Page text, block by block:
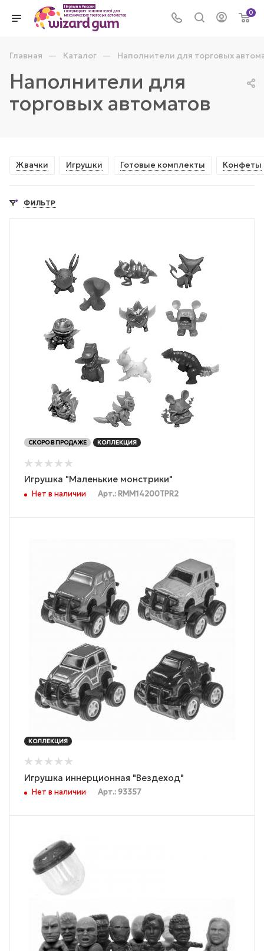
0
Главная — Каталог — Наполнители для торговых
Наполнители для
торговых автоматов
Жвачки Игрушки Готовые комплекты Конфеты
ФИЛЬТР
СКОРО В ПРОДАЖЕ КОЛЛЕКЦИЯ
Игрушка "Маленькие монстрики"
Нет в наличии Арт.: RMM14200TPR2
КОЛЛЕКЦИЯ
Игрушка иннерционная "Вездеход"
Нет в наличии Арт.: 93357